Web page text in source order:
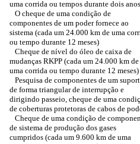
uma corrida ou tempos durante dois
O cheque de uma condição de
componentes de um poder fornece ao
sistema (cada um 24.000 km de uma
ou tempo durante 12 meses)
Cheque de nível do óleo de caixa de
mudanças RKPP (cada um 24.000 km de
uma corrida ou tempo durante 12 meses)
Pesquisa de componentes de um
de forma triangular de interrupção e
dirigindo passeio, cheque de uma
de coberturas protetoras de cabos de
Cheque de uma condição de
de sistema de produção dos gases
cumpridos (cada um 9.600 km de uma